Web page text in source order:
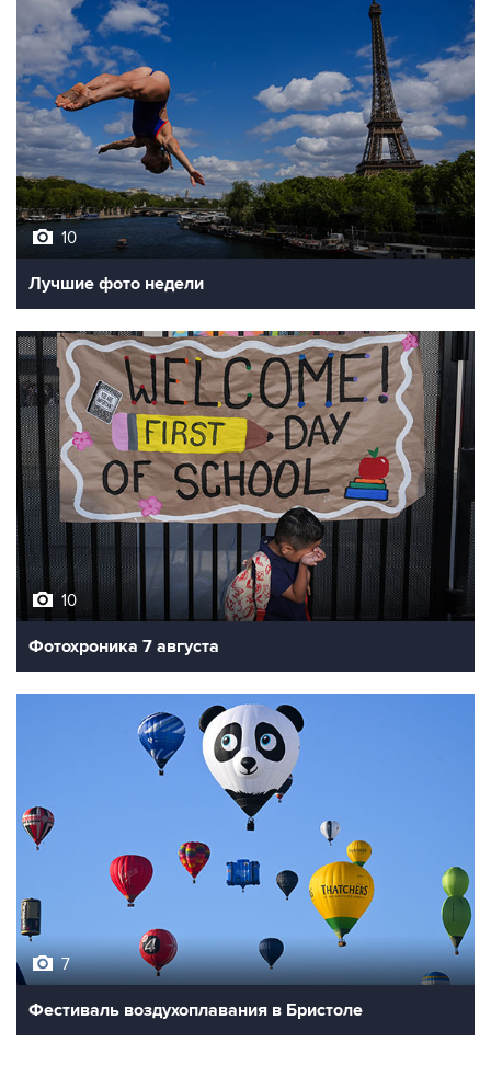
10
Лучшие фото недели
10
Фотохроника 7 августа
Фестиваль воздухоплавания в Бристоле